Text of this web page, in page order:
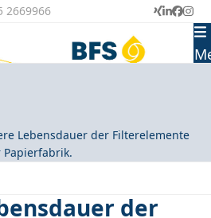
2669966 Xing
Lebensdauer der Filterelemente
Papierfabrik.
der